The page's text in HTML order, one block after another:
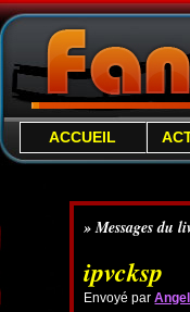
ACCUEIL
» Messages du
ipvcksp
Envoyé par